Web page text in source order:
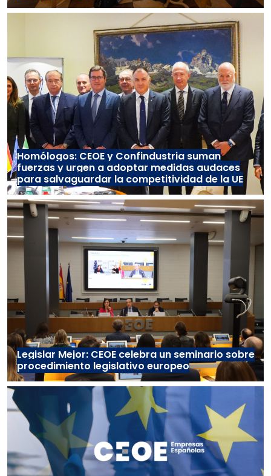
Homólogos: CEOE y Confindustria suman
fuerzas y urgen a adoptar medidas audaces
para salvaguardar la competitividad de la UE
Legislar Mejor: CEOE celebra un seminario sobre
procedimiento legislativo europeo